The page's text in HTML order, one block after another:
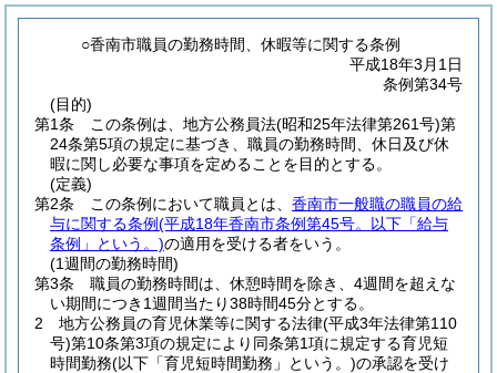
○香南市職員の勤務時間、休暇等に関する条例
平成18年3月1日
条例第34号
(目的)
第1条
この条例は、地方公務員法(昭和25年法律第261号)第
24条第5項の規定に基づき、職員の勤務時間、休日及び休
暇に関し必要な事項を定めることを目的とする。
(定義)
第2条
この条例において職員とは、 香南市一般職の職員の給
与に関する条例(平成18年香南市条例第45号。以下「給与
条例」という。)の適用を受ける者をいう。
(1週間の勤務時間)
第3条
職員の勤務時間は、休憩時間を除き、4週間を超えな
い期間につき1週間当たり38時間45分とする。
2
地方公務員の育児休業等に関する法律(平成3年法律第110
号)第10条第3項の規定により同条第1項に規定する育児短
時間勤務(以下「育児短時間勤務」という。)の承認を受け